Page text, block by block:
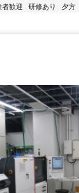
者歓迎 研修あり 夕方